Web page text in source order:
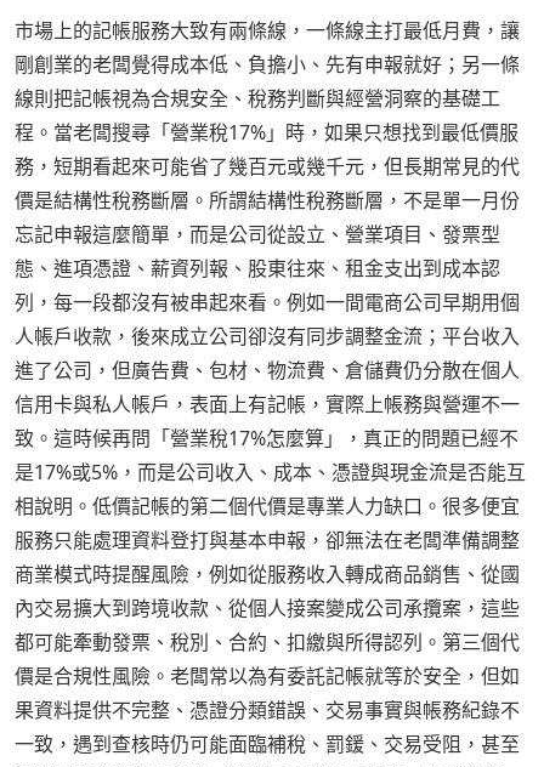
市場上的記帳服務大致有兩條線，一條線主打最低月費，讓
剛創業的老闆覺得成本低、負擔小、先有申報就好；另一條
線則把記帳視為合規安全、稅務判斷與經營洞察的基礎工
程。當老闆搜尋「營業稅17%」時，如果只想找到最低價服
務，短期看起來可能省了幾百元或幾千元，但長期常見的代
價是結構性稅務斷層。所謂結構性稅務斷層，不是單一月份
忘記申報這麼簡單，而是公司從設立、營業項目、發票型
態、進項憑證、薪資列報、股東往來、租金支出到成本認
列，每一段都沒有被串起來看。例如一間電商公司早期用個
人帳戶收款，後來成立公司卻沒有同步調整金流；平台收入
進了公司，但廣告費、包材、物流費、倉儲費仍分散在個人
信用卡與私人帳戶，表面上有記帳，實際上帳務與營運不一
致。這時候再問「營業稅17%怎麼算」，真正的問題已經不
是17%或5%，而是公司收入、成本、憑證與現金流是否能互
相說明。低價記帳的第二個代價是專業人力缺口。很多便宜
服務只能處理資料登打與基本申報，卻無法在老闆準備調整
商業模式時提醒風險，例如從服務收入轉成商品銷售、從國
內交易擴大到跨境收款、從個人接案變成公司承攬案，這些
都可能牽動發票、稅別、合約、扣繳與所得認列。第三個代
價是合規性風險。老闆常以為有委託記帳就等於安全，但如
果資料提供不完整、憑證分類錯誤、交易事實與帳務紀錄不
一致，遇到查核時仍可能面臨補稅、罰鍰、交易受阻，甚至